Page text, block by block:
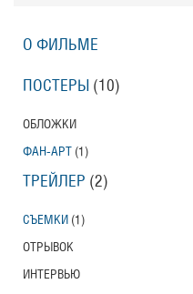
О ФИЛЬМЕ
ПОСТЕРЫ (10)
ОБЛОЖКИ
ФАН-АРТ (1)
ТРЕЙЛЕР (2)
СЪЕМКИ (1)
ОТРЫВОК
ИНТЕРВЬЮ